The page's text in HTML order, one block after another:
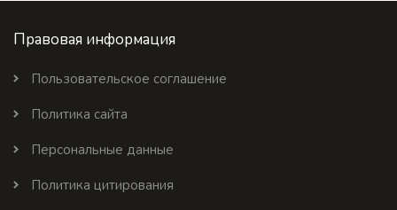
Правовая информация
Пользовательское соглашение
Политика сайта
Персональные данные
Политика цитирования